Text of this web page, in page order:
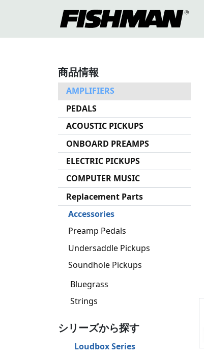
商品情報
AMPLIFIERS
PEDALS
ACOUSTIC PICKUPS
ONBOARD PREAMPS
ELECTRIC PICKUPS
COMPUTER MUSIC
Replacement Parts
Accessories
Preamp Pedals
Undersaddle Pickups
Soundhole Pickups
Bluegrass
Strings
シリーズから探す
Loudbox Series